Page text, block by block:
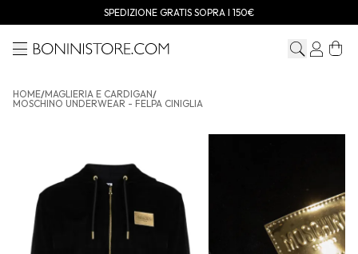
SPEDIZIONE GRATIS SOPRA I 150€
MenuBonini store
HOME/MAGLIERIA E CARDIGAN/
MOSCHINO UNDERWEAR - FELPA CINIGLIA